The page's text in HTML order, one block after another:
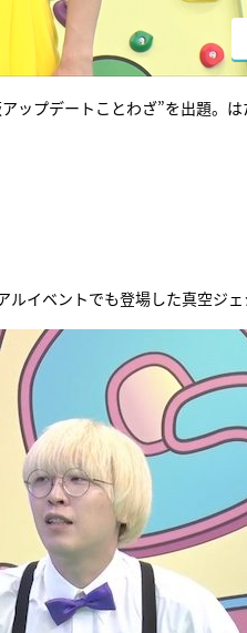
ップデートことわざ”を出題。
イベントでも登場した真空ジェ